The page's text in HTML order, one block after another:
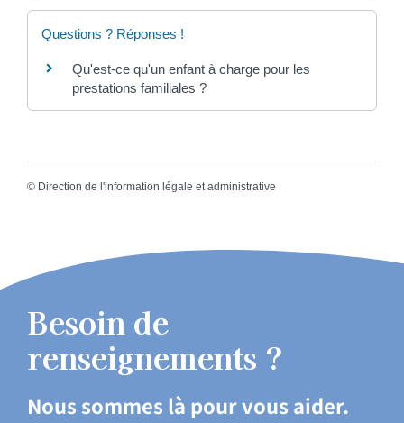
Questions ? Réponses !
Qu'est-ce qu'un enfant à charge pour les
prestations familiales ?
© Direction de l'information légale et administrative
Besoin de
renseignements ?
Nous sommes là pour vous aider.